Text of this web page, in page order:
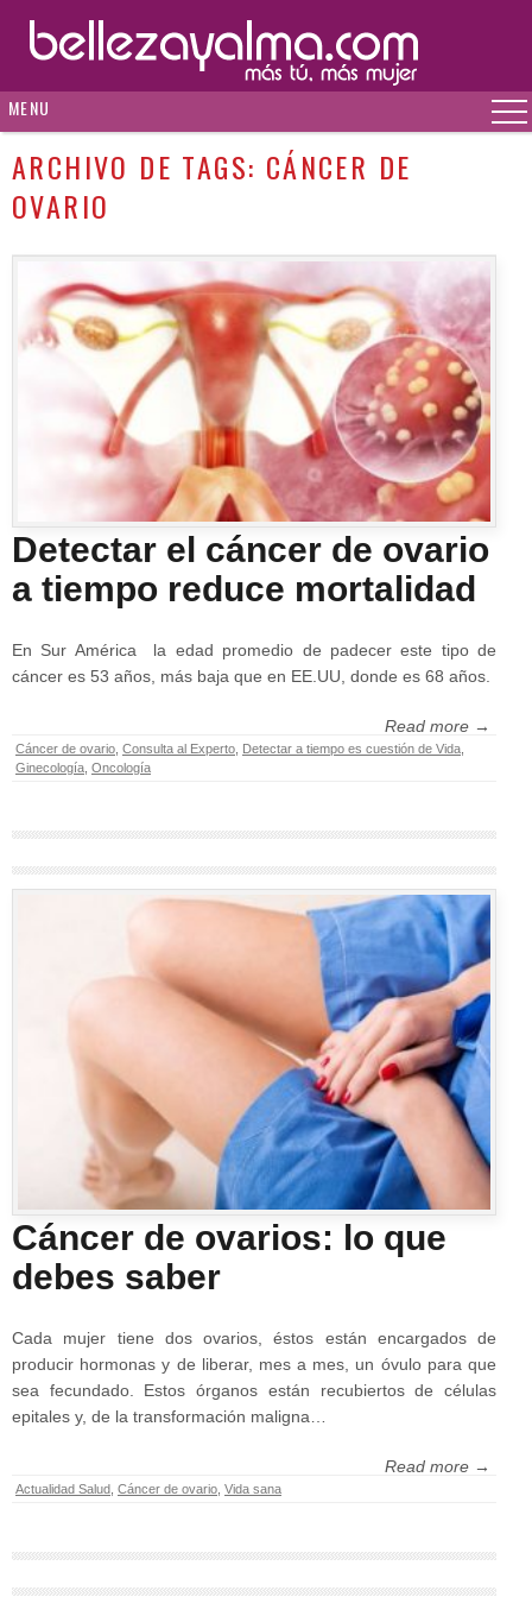
MENU
ARCHIVO DE TAGS: CÁNCER DE
OVARIO
Detectar el cáncer de ovario
a tiempo reduce mortalidad
En Sur América la edad promedio de padecer este tipo de
cáncer es 53 años, más baja que en EE.UU, donde es 68 años.
Read more →
Cáncer de ovario Consulta al Experto Detectar a tiempo es cuestión de Vida
Ginecología Oncología
Cáncer de ovarios: lo que
debes saber
Cada mujer tiene dos ovarios, éstos están encargados de
producir hormonas y de liberar, mes a mes, un óvulo para que
sea fecundado. Estos órganos están recubiertos de células
epitales y, de la transformación maligna…
Read more →
Actualidad Salud Cáncer de ovario Vida sana